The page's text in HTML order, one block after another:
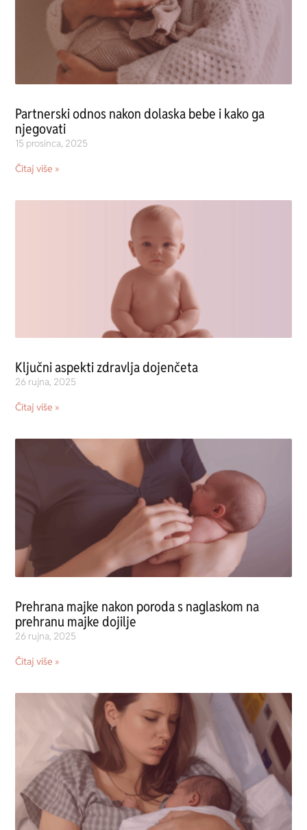
Partnerski odnos nakon dolaska bebe i kako ga
njegovati
15 prosinca, 2025
Čitaj više »
Ključni aspekti zdravlja dojenčeta
26 rujna, 2025
Čitaj više »
Prehrana majke nakon poroda s naglaskom na
prehranu majke dojilje
26 rujna, 2025
Čitaj više »